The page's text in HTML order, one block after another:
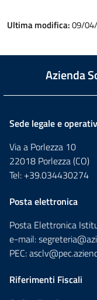
Ultima modifica:09/
Azienda
Sede legale e
Via a Porlezza 10
22018 Porlezza (CO)
Tel: +39.034430274
Posta elettronica
Posta Elettronica
e-mail:
PEC:
Riferimenti Fiscali